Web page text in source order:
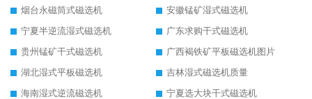
烟台永磁筒式磁选机
安徽锰矿湿式磁选机
宁夏半逆流湿式磁选机
广东求购干式磁选机
贵州锰矿干式磁选机
广西褐铁矿平板磁选机图片
湖北湿式平板磁选机
吉林湿式磁选机质量
海南湿式逆流磁选机
宁夏选大块干式磁选机